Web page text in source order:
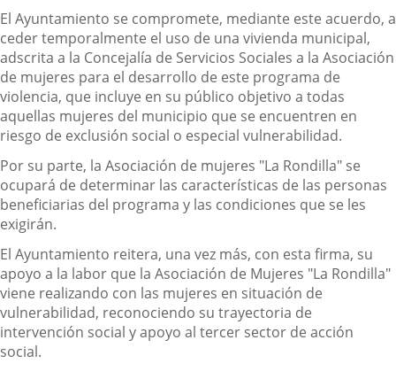
El Ayuntamiento se compromete, mediante este acuerdo, a
ceder temporalmente el uso de una vivienda municipal,
adscrita a la Concejalía de Servicios Sociales a la Asociación
de mujeres para el desarrollo de este programa de
violencia, que incluye en su público objetivo a todas
aquellas mujeres del municipio que se encuentren en
riesgo de exclusión social o especial vulnerabilidad.
Por su parte, la Asociación de mujeres "La Rondilla" se
ocupará de determinar las características de las personas
beneficiarias del programa y las condiciones que se les
exigirán.
El Ayuntamiento reitera, una vez más, con esta firma, su
apoyo a la labor que la Asociación de Mujeres "La Rondilla"
viene realizando con las mujeres en situación de
vulnerabilidad, reconociendo su trayectoria de
intervención social y apoyo al tercer sector de acción
social.